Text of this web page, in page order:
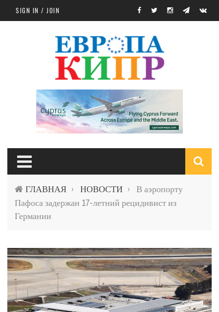
Skip to main content
SIGN IN / JOIN
ГЛАВНАЯ › НОВОСТИ ›
В аэропорту
Пафоса задержан 17-летний рецидивист из
Германии